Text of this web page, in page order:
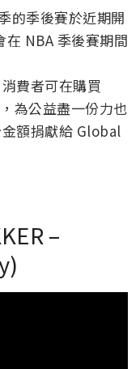
的季後賽於近期開
NBA 季後賽期間
費者可在購買
為公益盡一份力也
額捐獻給 Global
–